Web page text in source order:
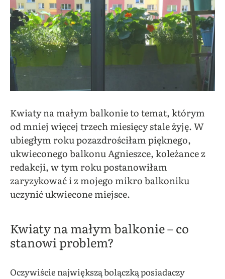
Kwiaty na małym balkonie to temat, którym
od mniej więcej trzech miesięcy stale żyję. W
ubiegłym roku pozazdrościłam pięknego,
ukwieconego balkonu Agnieszce, koleżance z
redakcji, w tym roku postanowiłam
zaryzykować i z mojego mikro balkoniku
uczynić ukwiecone miejsce.
Kwiaty na małym balkonie – co
stanowi problem?
Oczywiście największą bolączką posiadaczy